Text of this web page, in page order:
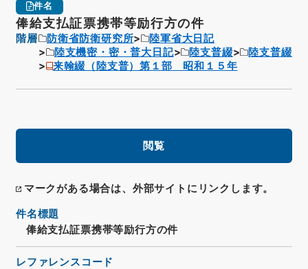
件名
俸給支払証票携帯等励行方の件
階層 防衛省防衛研究所
陸軍省大日記
陸支機密・密・普大日記
陸支普綴
陸支普綴
来翰綴（陸支普）第１部 昭和１５年
閲覧
マークがある場合は、外部サイトにリンクします。
件名標題
俸給支払証票携帯等励行方の件
レファレンスコード